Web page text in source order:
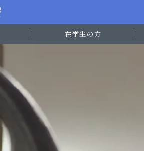
在学生の方